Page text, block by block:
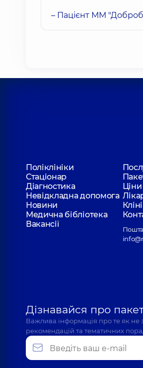
– Пацієнт ММ
Поліклініки
Стаціонар
Діагностика
Ціни
Невідкладна допомога
Новини
Медична бібліотека
Вакансії
Дізнавайся про
Важлива інформація про те як не
рекомендацій та тематичних